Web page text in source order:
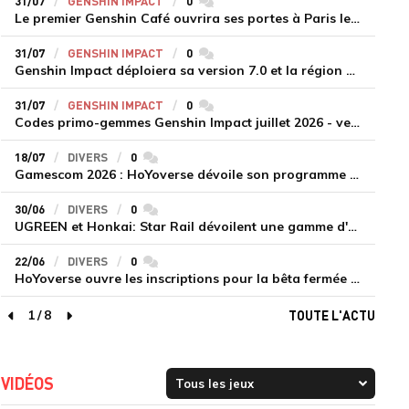
Le premier Genshin Café ouvrira ses portes à Paris le 14 août
31/07 GENSHIN IMPACT 0commentaires
Genshin Impact déploiera sa version 7.0 et la région de Snezhnaya le 12 août
31/07 GENSHIN IMPACT 0commentaires
Codes primo-gemmes Genshin Impact juillet 2026 - version 7.0
18/07 DIVERS 0commentaires
Gamescom 2026 : HoYoverse dévoile son programme et présente deux nouveaux jeux inédits
30/06 DIVERS 0commentaires
UGREEN et Honkai: Star Rail dévoilent une gamme d'accessoires de recharge en édition limitée
22/06 DIVERS 0commentaires
HoYoverse ouvre les inscriptions pour la bêta fermée de Honkai : Nexus Anima
page précédente
1/8
page suivante
TOUTE L'ACTU
VIDÉOS